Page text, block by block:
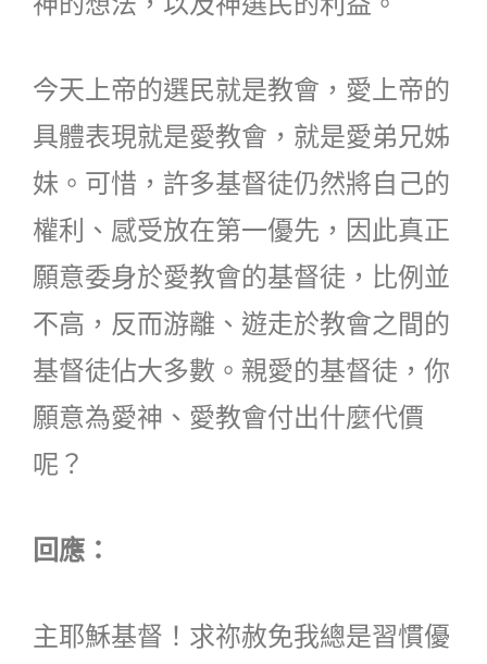
今天上帝的選民就是教會，愛上帝的
具體表現就是愛教會，就是愛弟兄姊
妹。可惜，許多基督徒仍然將自己的
權利、感受放在第一優先，因此真正
願意委身於愛教會的基督徒，比例並
不高，反而游離、遊走於教會之間的
基督徒佔大多數。親愛的基督徒，你
願意為愛神、愛教會付出什麼代價
呢？
回應：
主耶穌基督！求祢赦免我總是習慣優